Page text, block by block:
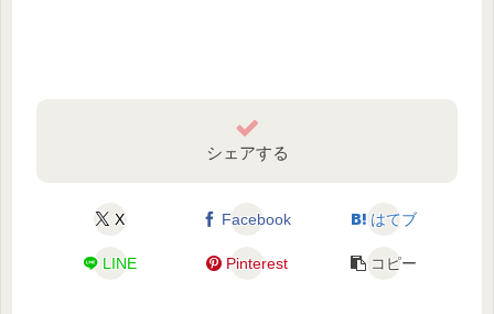
シェアする
X Facebook はてブ
LINE Pinterest コピー